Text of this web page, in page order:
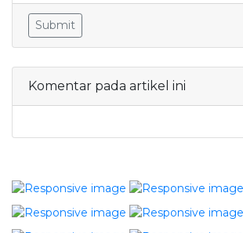
Submit
Komentar pada artikel ini